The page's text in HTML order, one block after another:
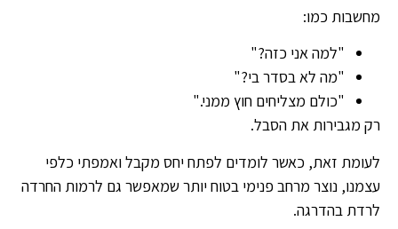
מחשבות כמו:
"למה אני כזה?"
"מה לא בסדר בי?"
"כולם מצליחים חוץ ממני."
רק מגבירות את הסבל.
לעומת זאת, כאשר לומדים לפתח יחס מקבל ואמפתי כלפי
עצמנו, נוצר מרחב פנימי בטוח יותר שמאפשר גם לרמות החרדה
לרדת בהדרגה.